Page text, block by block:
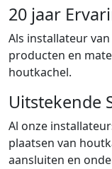
20 jaar
Als installateur
producten en
houtkachel.
Uitstekende
Al onze
plaatsen van
aansluiten en